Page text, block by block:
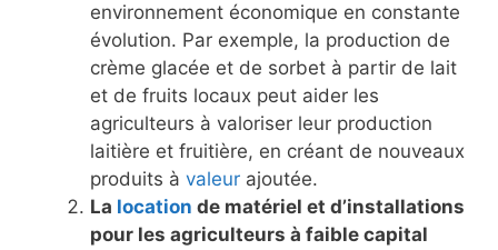
environnement économique en constante
évolution. Par exemple, la production de
crème glacée et de sorbet à partir de lait
et de fruits locaux peut aider les
agriculteurs à valoriser leur production
laitière et fruitière, en créant de nouveaux
produits à valeur ajoutée.
La location de matériel et d’installations
pour les agriculteurs à faible capital